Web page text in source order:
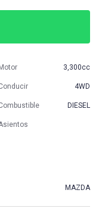
Motor 3,300cc
4WD
DIESEL
MAZDA